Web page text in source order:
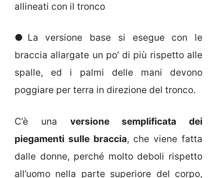
allineati con il tronco
●La versione base si esegue con le
braccia allargate un po’ di più rispetto alle
spalle, ed i palmi delle mani devono
poggiare per terra in direzione del tronco.
C’è una versione semplificata dei
piegamenti sulle braccia, che viene fatta
dalle donne, perché molto deboli rispetto
all’uomo nella parte superiore del corpo,